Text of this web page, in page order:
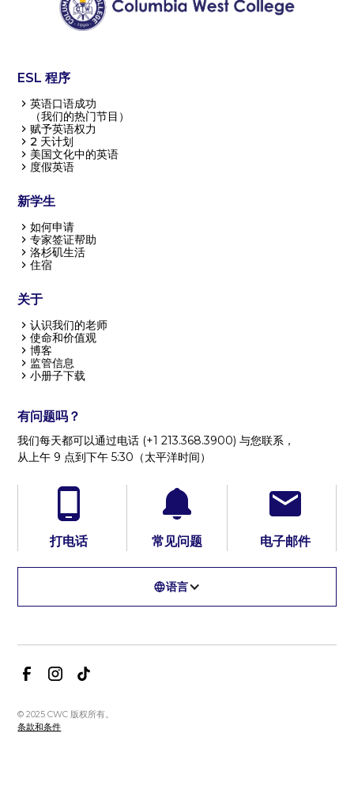
ESL 程序
英语口语成功
（我们的热门节目）
赋予英语权力
2 天计划
美国文化中的英语
度假英语
新学生
如何申请
专家签证帮助
洛杉矶生活
住宿
关于
认识我们的老师
使命和价值观
博客
监管信息
小册子下载
有问题吗？
我们每天都可以通过电话 (+1 213.368.3900) 与您联系，
从上午 9 点到下午 5:30（太平洋时间）
打电话 常见问题 电子邮件
语言
© 2025 CWC 版权所有。
条款和条件